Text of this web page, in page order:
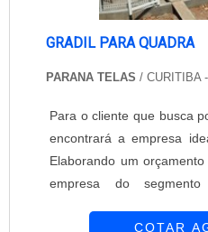
GRADIL PARA QUADRA
PARANA TELAS / CURITIBA
Para o cliente que busca
encontrará a empresa
Elaborando um
empresa do
lugar.DIFERENCIAIS
COTAR